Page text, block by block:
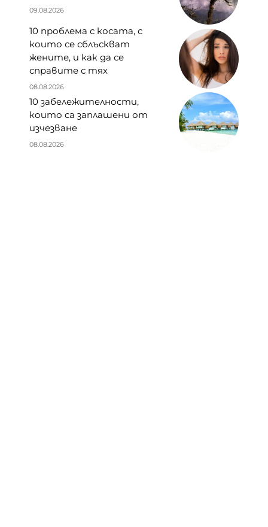
09.08.2026
10 проблема с косата, с
които се сблъскват
жените, и как да се
справите с тях
08.08.2026
10 забележителности,
които са заплашени от
изчезване
08.08.2026